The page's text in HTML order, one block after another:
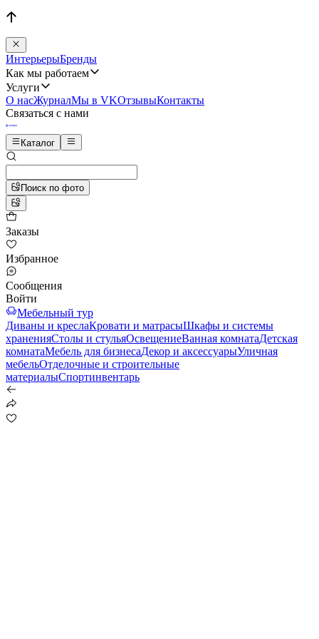
ИнтерьерыБренды
Как мы работаем
Услуги
О насЖурналМы в VKОтзывыКонтакты
Связаться с нами
Каталог
Поиск по фото
Заказы
Избранное
Сообщения
Войти
Мебельный тур
Диваны и креслаКровати и матрасыШкафы и системы
храненияСтолы и стульяОсвещениеВанная комнатаДетская
комнатаМебель для бизнесаДекор и аксессуарыУличная
мебельОтделочные и строительные
материалыСпортинвентарь